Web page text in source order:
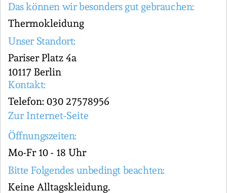
Das können wir besonders gut gebrauchen:
Thermokleidung
Unser Standort:
Pariser Platz 4a
10117 Berlin
Kontakt:
Telefon: 030 27578956
Zur Internet-Seite
Öffnungszeiten:
Mo-Fr 10 - 18 Uhr
Bitte Folgendes unbedingt beachten:
Keine Alltagskleidung.